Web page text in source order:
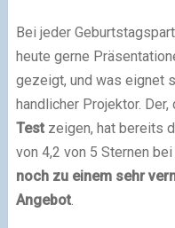
Bei jeder
heute gerne
gezeigt, und was eignet
handlicher Projektor. Der,
Testzeigen, hat bereits
von 4,2 von 5 Sternen
noch zu einem sehr
Angebot.